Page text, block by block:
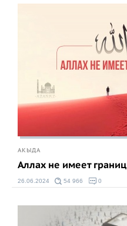
АКЫДА
Аллах не имеет границ
26.06.2024 54 966 0